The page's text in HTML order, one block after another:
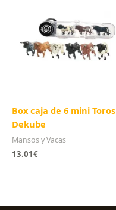
Box caja de 6 mini Toros
Dekube
Mansos y Vacas
13.01€